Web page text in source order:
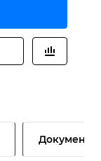
Документы